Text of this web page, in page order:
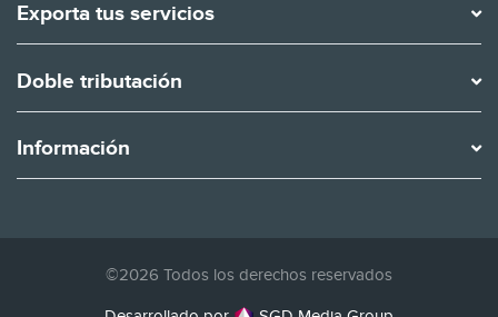
Exporta tus servicios
Doble tributación
Información
©2026 Todos los derechos reservados